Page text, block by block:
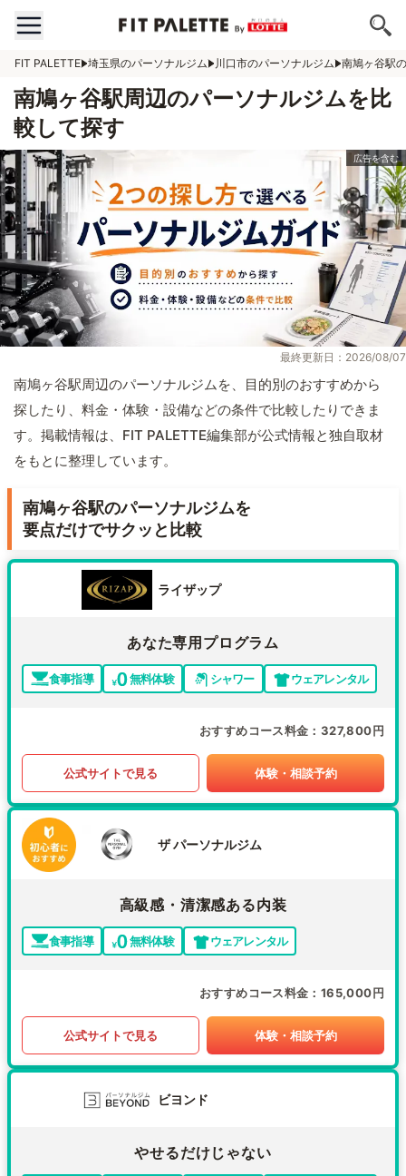
FIT PALETTE 埼玉県のパーソナルジム 川口市のパーソナルジム 南鳩ヶ谷駅
南鳩ヶ谷駅周辺のパーソナルジムを比
較して探す
最終更新日：2026/08/07
南鳩ヶ谷駅周辺のパーソナルジムを、目的別のおすすめから
探したり、料金・体験・設備などの条件で比較したりできま
す。掲載情報は、FIT PALETTE編集部が公式情報と独自取材
をもとに整理しています。
南鳩ヶ谷駅のパーソナルジムを
要点だけでサクッと比較
ライザップ
あなた専用プログラム
食事指導 無料体験 シャワー ウェアレンタル
おすすめコース料金 327,800円
公式サイトで見る 体験・相談予約
ザ パーソナルジム
高級感・清潔感ある内装
食事指導 無料体験 ウェアレンタル
おすすめコース料金 165,000円
公式サイトで見る 体験・相談予約
ビヨンド
やせるだけじゃない